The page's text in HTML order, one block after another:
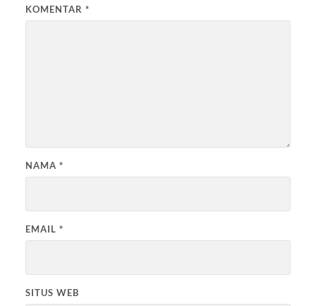
KOMENTAR *
NAMA *
EMAIL *
SITUS WEB